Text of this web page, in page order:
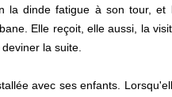
la dinde fatigue à son tour, et
Elle reçoit, elle aussi, la
la suite.
avec ses enfants.